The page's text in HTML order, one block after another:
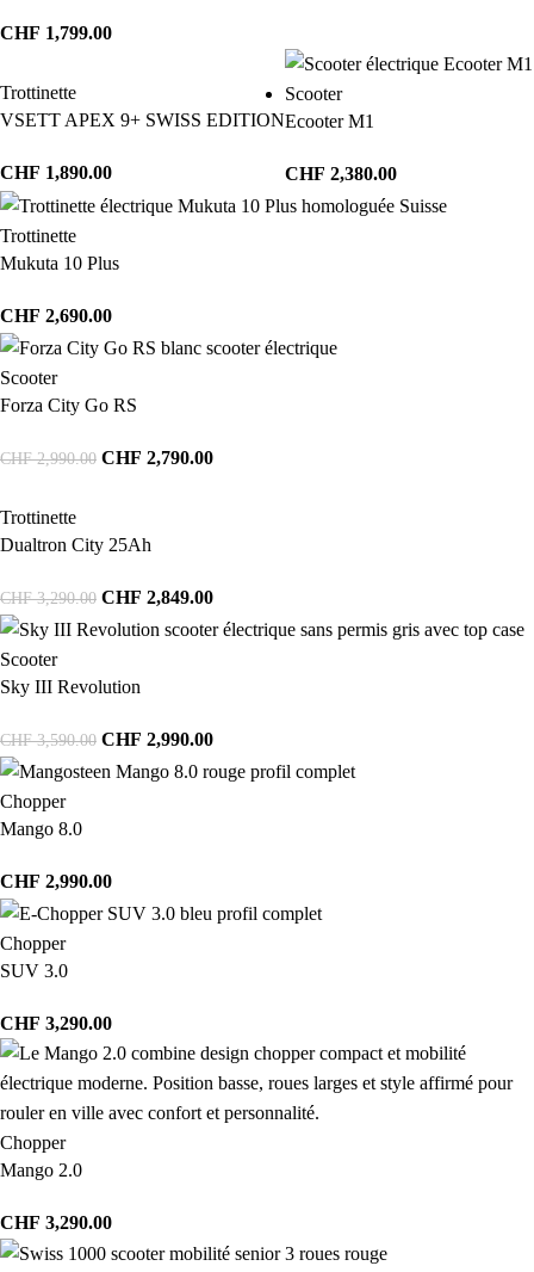
CHF 1,799.00
Trottinette
VSETT APEX 9+ SWISS EDITION
CHF 1,890.00
Scooter
Ecooter M1
CHF 2,380.00
Trottinette
Mukuta 10 Plus
CHF 2,690.00
Scooter
Forza City Go RS
CHF2,990.00 CHF 2,790.00
Trottinette
Dualtron City 25Ah
CHF3,290.00 CHF 2,849.00
Scooter
Sky III Revolution
CHF3,590.00 CHF 2,990.00
Chopper
Mango 8.0
CHF 2,990.00
Chopper
SUV 3.0
CHF 3,290.00
Chopper
Mango 2.0
CHF 3,290.00